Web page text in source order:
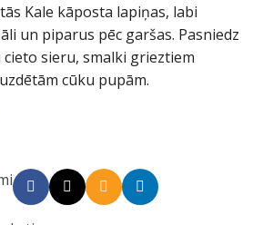
Kale kāposta lapiņas, labi
un piparus pēc garšas. Pasniedz
sieru, smalki grieztiem
cūku pupām.